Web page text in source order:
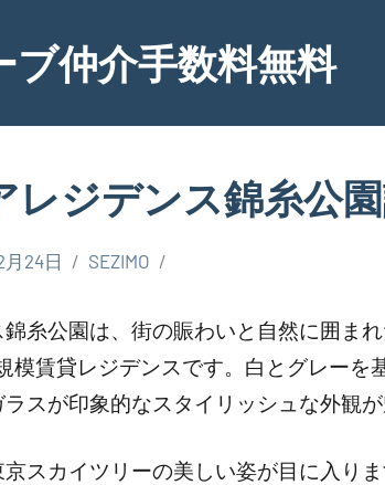
ブ仲介手数料無料
レジデンス錦糸公
月24日 SEZIMO
糸公園は、街の賑わいと自然に囲ま
模賃貸レジデンスです。白とグレーを
スが印象的なスタイリッシュな外観が
スカイツリーの美しい姿が目に入り